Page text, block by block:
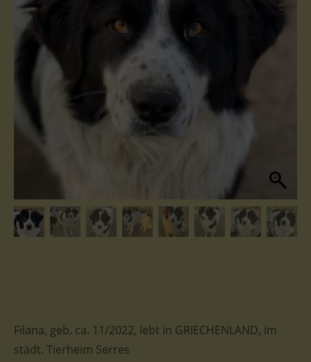
Filana, geb. ca. 11/2022, lebt in GRIECHENLAND, im
städt. Tierheim Serres